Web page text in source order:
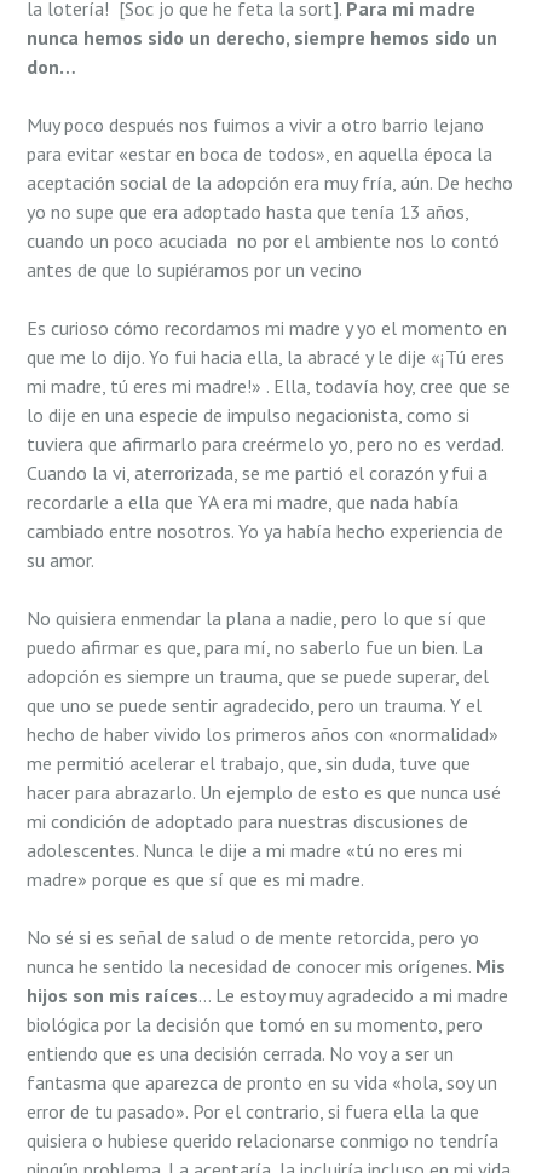
la lotería! [Soc jo que he feta la sort]. Para mi madre
nunca hemos sido un derecho, siempre hemos sido un
don…
Muy poco después nos fuimos a vivir a otro barrio lejano
para evitar «estar en boca de todos», en aquella época la
aceptación social de la adopción era muy frí­a, aún. De hecho
yo no supe que era adoptado hasta que tení­a 13 años,
cuando un poco acuciada no por el ambiente nos lo contó
antes de que lo supiéramos por un vecino
Es curioso cómo recordamos mi madre y yo el momento en
que me lo dijo. Yo fui hacia ella, la abracé y le dije «¡Tú eres
mi madre, tú eres mi madre!» . Ella, todaví­a hoy, cree que se
lo dije en una especie de impulso negacionista, como si
tuviera que afirmarlo para creérmelo yo, pero no es verdad.
Cuando la vi, aterrorizada, se me partió el corazón y fui a
recordarle a ella que YA era mi madre, que nada habí­a
cambiado entre nosotros. Yo ya habí­a hecho experiencia de
su amor.
No quisiera enmendar la plana a nadie, pero lo que sí­ que
puedo afirmar es que, para mí­, no saberlo fue un bien. La
adopción es siempre un trauma, que se puede superar, del
que uno se puede sentir agradecido, pero un trauma. Y el
hecho de haber vivido los primeros años con «normalidad»
me permitió acelerar el trabajo, que, sin duda, tuve que
hacer para abrazarlo. Un ejemplo de esto es que nunca usé
mi condición de adoptado para nuestras discusiones de
adolescentes. Nunca le dije a mi madre «tú no eres mi
madre» porque es que sí­ que es mi madre.
No sé si es señal de salud o de mente retorcida, pero yo
nunca he sentido la necesidad de conocer mis orígenes. Mis
hijos son mis raíces… Le estoy muy agradecido a mi madre
biológica por la decisión que tomó en su momento, pero
entiendo que es una decisión cerrada. No voy a ser un
fantasma que aparezca de pronto en su vida «hola, soy un
error de tu pasado». Por el contrario, si fuera ella la que
quisiera o hubiese querido relacionarse conmigo no tendrí­a